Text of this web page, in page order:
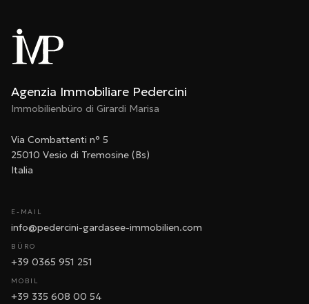
Agenzia Immobiliare Pedercini
Immobilienbüro di Girardi Marisa
Via Combattenti n° 5
25010 Vesio di Tremosine (Bs)
Italia
E-MAIL
info@pedercini-gardasee-immobilien.com
BÜRO
+39 0365 951 251
MOBIL
+39 335 608 00 54